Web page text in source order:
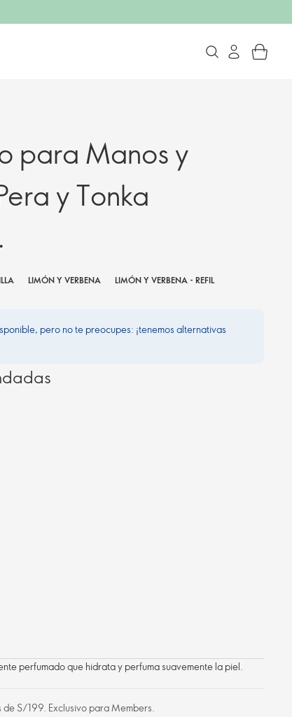
para Manos y
y Tonka
LIMÓN Y VERBENA
LIMÓN Y VERBENA - REFIL
pero no te preocupes: ¡tenemos alternativas
perfumado que hidrata y perfuma suavemente la piel.
S/199. Exclusivo para Members.